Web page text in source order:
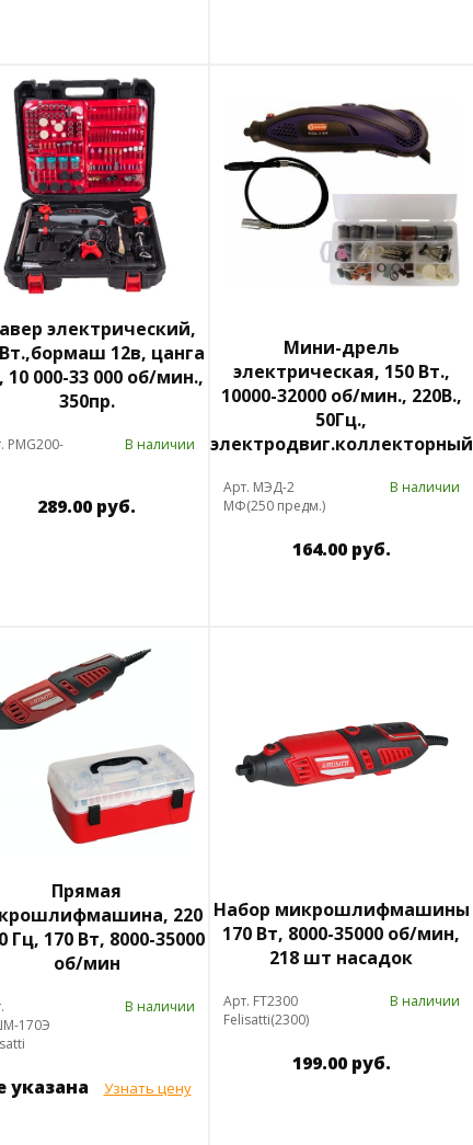
электрический,
12в, цанга
10 000-33 000 об/мин.,
350пр.
PMG200-
В наличии
289.00 руб.
Мини-дрель
электрическая, 150 Вт.,
10000-32000 об/мин., 220В.,
50Гц.,
электродвиг.коллекторный
Арт. МЭД-2
МФ(250 предм.)
В наличии
164.00 руб.
Прямая
220
Гц, 170 Вт, 8000-35000
об/мин
170Э
В наличии
указана Узнать цену
Набор микрошлифмашины
170 Вт, 8000-35000 об/мин,
218 шт насадок
Арт. FT2300
Felisatti(2300)
В наличии
199.00 руб.